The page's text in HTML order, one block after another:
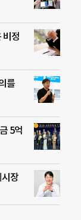
비정
를
5억
장